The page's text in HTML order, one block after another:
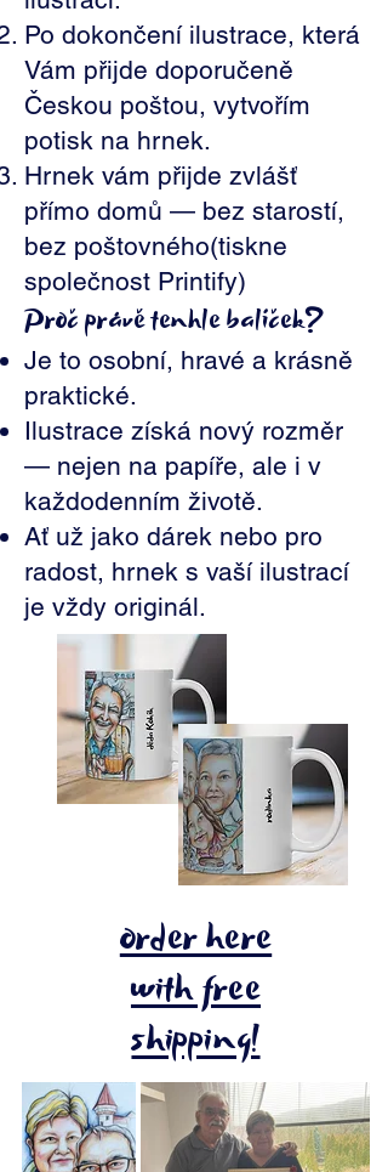
Po dokončení ilustrace, která
Vám přijde doporučeně
Českou poštou, vytvořím
potisk na hrnek.
Hrnek vám přijde zvlášť
přímo domů — bez starostí,
bez poštovného(tiskne
společnost Printify)
Proč právě tenhle balíček?
Je to osobní, hravé a krásně
praktické.
Ilustrace získá nový rozměr
— nejen na papíře, ale i v
každodenním životě.
Ať už jako dárek nebo pro
radost, hrnek s vaší ilustrací
je vždy originál.
order here
with free
shipping!